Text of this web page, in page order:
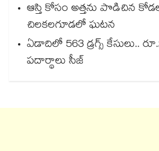
ఆస్తి కోసం అత్తను పొడిచిన
చిలకలగూడలో ఘటన
ఏడాదిలో 563 డ్రగ్స్ కేసులు..
పదార్థాలు సీజ్